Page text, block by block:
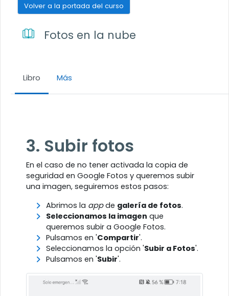
Volver a la portada del curso
Fotos en la nube
Libro Más
3. Subir fotos
En el caso de no tener activada la copia de
seguridad en Google Fotos y queremos subir
una imagen, seguiremos estos pasos:
Abrimos la appde galería de fotos.
Seleccionamos la imagen que
queremos subir a Google Fotos.
Pulsamos en 'Compartir'.
Seleccionamos la opción 'Subir a Fotos'.
Pulsamos en 'Subir'.